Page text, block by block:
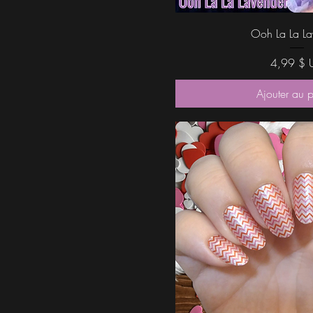
Aperçu
Ooh La La
Prix
4,99 $
Ajouter au